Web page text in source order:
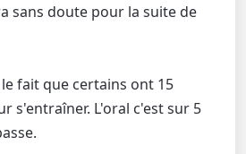
sans doute pour la suite de
fait que certains ont 15
s'entraîner. L'oral c'est sur 5